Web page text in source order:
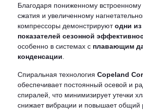
Благодаря пониженному
сжатия и увеличенному
компрессоры демонстрируютодни
показателей сезонной
особенно в системах с плавающим
конденсации
Спиральная технология Copeland
обеспечивает постоянный осевой и
спиралей, что минимизирует утечки
снижает вибрации и повышает общий